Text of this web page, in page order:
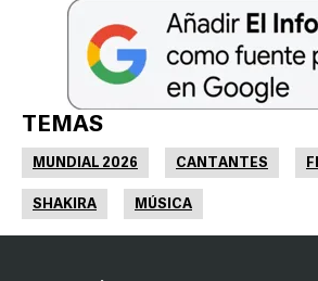
TEMAS
MUNDIAL 2026 CANTANTES
SHAKIRA MÚSICA